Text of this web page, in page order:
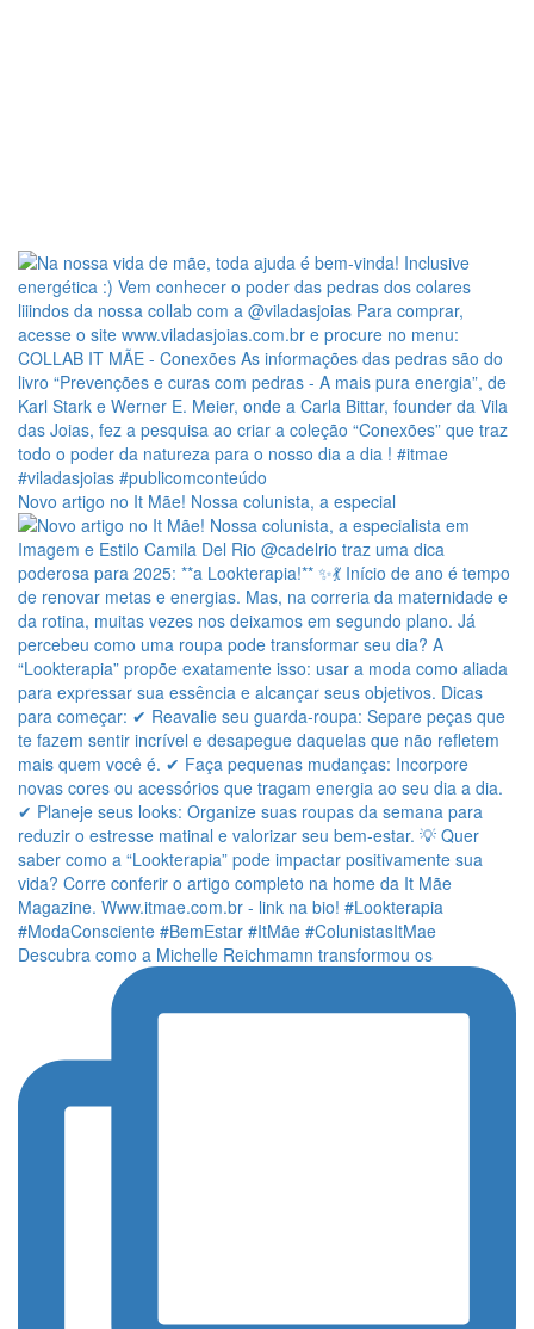
Novo artigo no It Mãe! Nossa colunista, a especial
Descubra como a Michelle Reichmamn transformou os